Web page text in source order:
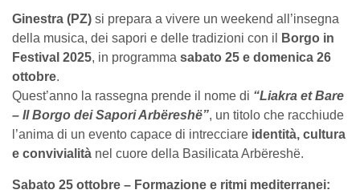
Ginestra (PZ) si prepara a vivere un weekend all’insegna
della musica, dei sapori e delle tradizioni con il
Borgo in
Festival 2025, in programma sabato 25 e domenica 26
ottobre.
Quest’anno la rassegna prende il nome di “Liakra et Bare
– Il Borgo dei Sapori Arbëreshë”, un titolo che racchiude
l’anima di un evento capace di intrecciare identità, cultura
e convivialità nel cuore della Basilicata Arbëreshë.
Sabato 25 ottobre – Formazione e ritmi mediterranei: